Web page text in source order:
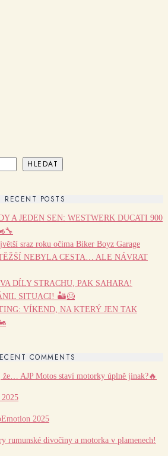
HLEDAT
RECENT POSTS
A JEDEN SEN: WESTWERK DUCATI 900
sraz roku očima Biker Boyz Garage
NEBYLA CESTA… ALE NÁVRAT
DÍLY STRACHU, PAK SAHARA!
SITUACI! 🏜️🦸
VÍKEND, NA KTERÝ JEN TAK
COMMENTS
AJP Motos staví motorky úplně jinak?🔥
2025
rumunské divočiny a motorka v plamenech!